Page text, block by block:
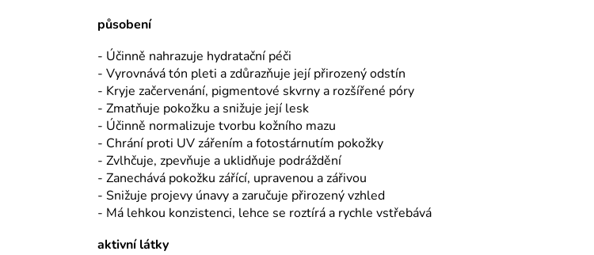
působení
- Účinně nahrazuje hydratační péči
- Vyrovnává tón pleti a zdůrazňuje její přirozený odstín
- Kryje začervenání, pigmentové skvrny a rozšířené póry
- Zmatňuje pokožku a snižuje její lesk
- Účinně normalizuje tvorbu kožního mazu
- Chrání proti UV zářením a fotostárnutím pokožky
- Zvlhčuje, zpevňuje a uklidňuje podráždění
- Zanechává pokožku zářící, upravenou a zářivou
- Snižuje projevy únavy a zaručuje přirozený vzhled
- Má lehkou konzistenci, lehce se roztírá a rychle vstřebává
aktivní látky